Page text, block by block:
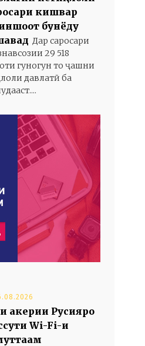
кишвар
иншоот бунёду
Дар саросари
29 518
гуногун то ҷашни
давлатӣ ба
ҳакерии Русияро
Wi-Fi-и